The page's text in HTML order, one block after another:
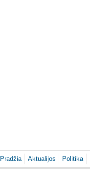
Pradžia Aktualijos Politika